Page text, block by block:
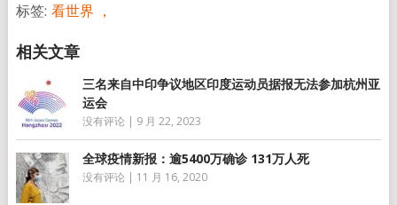
标签: 看世界 ，
三名来自中印争议地区印度运动员据报无法参加杭州亚
运会
没有评论 | 9 月 22, 2023
全球疫情新报：逾5400万确诊 131万人死
没有评论 | 11 月 16, 2020